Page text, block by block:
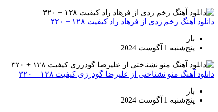
دانلود آهنگ زخم زدی از فرهاد راد کیفیت ۱۲۸ + ۳۲۰
بار
پنج‌شنبه 1 آگوست 2024
دانلود آهنگ منو نشناختی از علیرضا گودرزی کیفیت ۱۲۸ + ۳۲۰
بار
پنج‌شنبه 1 آگوست 2024